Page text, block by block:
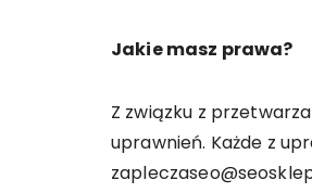
Jakie masz prawa?
Z związku z
uprawnień. Każde z